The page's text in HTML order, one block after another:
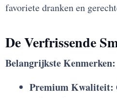
favoriete dranken en
De Verfrissende
Belangrijkste Kenmerken:
Premium Kwaliteit: